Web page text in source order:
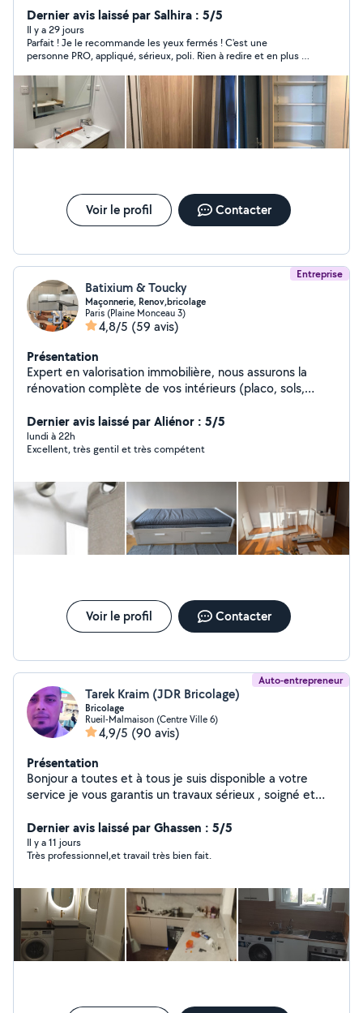
cuisine,montage meuble,rideau et stores
-Électricité:prise,luminaires Plombière:fuîtes Montage
des meubles Meubles salle de bain Tringle de rideaux
Tous types d'armoire Étagères fixées au mur Fixation TV
au mur Serrure de porte Poignée de fenêtre
Dernier avis laissé par Salhira : 5/5
Il y a 29 jours
Parfait ! Je le recommande les yeux fermés ! C'est une
personne PRO, appliqué, sérieux, poli. Rien à redire et en plus il
Voir le profil Contacter
Entreprise
Batixium & Toucky
Maçonnerie, Renov,bricolage
Paris (Plaine Monceau 3)
4,8/5 (59 avis)
Présentation
Expert en valorisation immobilière, nous assurons la
rénovation complète de vos intérieurs (placo, sols,
multimédias) avec une précision d'artisan. J'offre
également un service de conciergerie clé en main
incluant l'entretien rigoureux de vos biens Airbnb pour
Dernier avis laissé par Aliénor : 5/5
lundi à 22h
Excellent, très gentil et très compétent
Voir le profil Contacter
Auto-entrepreneur
Tarek Kraim (JDR Bricolage)
Bricolage
Rueil-Malmaison (Centre Ville 6)
4,9/5 (90 avis)
Présentation
Bonjour a toutes et à tous je suis disponible a votre
service je vous garantis un travaux sérieux , soigné et
pas à me contacter
Dernier avis laissé par Ghassen : 5/5
Il y a 11 jours
Très professionnel,et travail très bien fait.